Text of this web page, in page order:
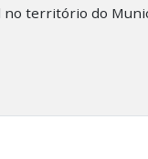
território do